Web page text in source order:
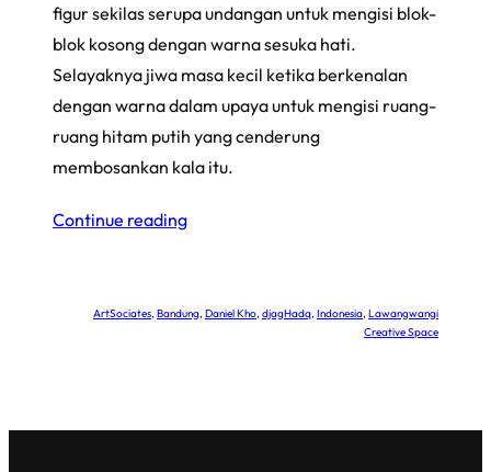
figur sekilas serupa undangan untuk mengisi blok-
blok kosong dengan warna sesuka hati.
Selayaknya jiwa masa kecil ketika berkenalan
dengan warna dalam upaya untuk mengisi ruang-
ruang hitam putih yang cenderung
membosankan kala itu.
Continue reading
ArtSociates, Bandung, Daniel Kho, djagHadq, Indonesia, Lawangwangi
Creative Space